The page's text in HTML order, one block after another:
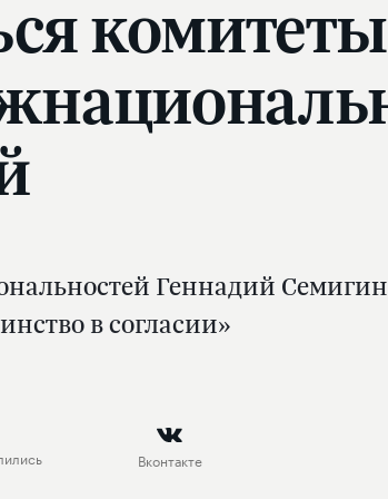
Геннадий
в согласии»
Вконтакте